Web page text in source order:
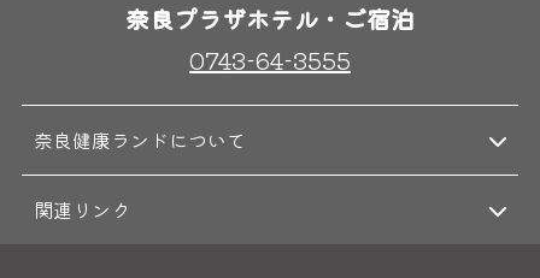
奈良プラザホテル・ご宿泊
0743-64-3555
奈良健康ランドについて
関連リンク